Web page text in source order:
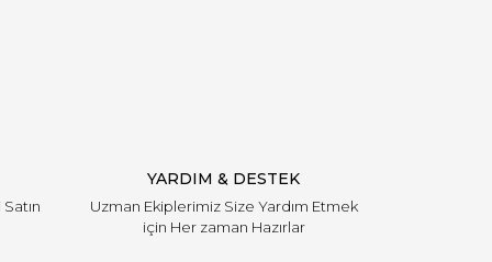
YARDIM & DESTEK
Uzman Ekiplerimiz Size Yardım Etmek
için Her zaman Hazırlar